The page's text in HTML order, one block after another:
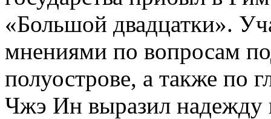
«Большой двадцатки».
мнениями по вопросам
полуострове, а также по
Чжэ Ин выразил